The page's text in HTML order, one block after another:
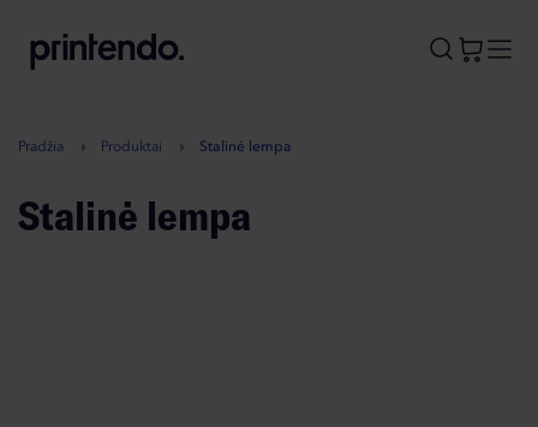
A
Pradžia Produktai Stalinė lempa
Stalinė lempa